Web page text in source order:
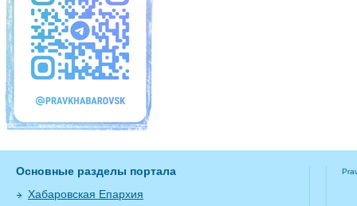
Основные разделы портала
Хабаровская Епархия